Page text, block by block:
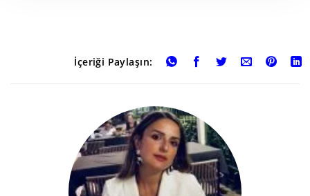
İçeriği Paylaşın: